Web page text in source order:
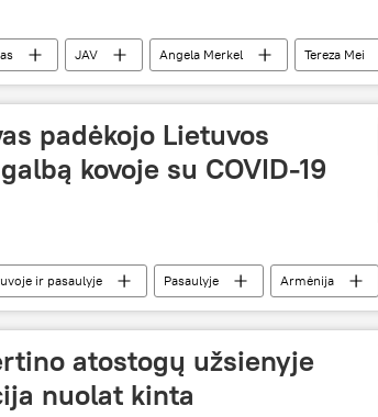
JAV Angela Merkel Tereza Mei
padėkojo Lietuvos
kovoje su COVID-19
ir pasaulyje Pasaulyje Armėnija
atostogų užsienyje
nuolat kinta